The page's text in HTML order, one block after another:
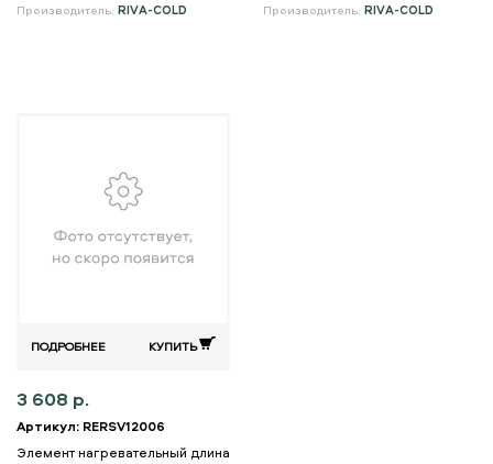
Производитель: RIVA-COLD Производитель: RIVA-COLD
ПОДРОБНЕЕ КУПИТЬ
3 608 р.
Артикул: RERSV12006
Элемент нагревательный длина